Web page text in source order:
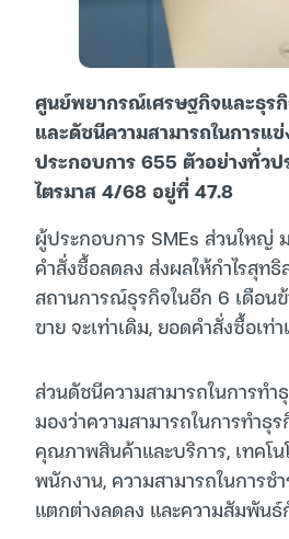
ศูนย์พยากรณ์เศรษฐกิจและธุร
และดัชนีความสามารถในการแ
ประกอบการ 655 ตัวอย่างทั่ว
ไตรมาส 4/68 อยู่ที่ 47.8
ผู้ประกอบการ SMEs ส่วนใหญ่
คำสั่งซื้อลดลง ส่งผลให้กำไรสุท
สถานการณ์ธุรกิจในอีก 6 เดือน
ขาย จะเท่าเดิม, ยอดคำสั่งซื้อเ
ส่วนดัชนีความสามารถในการท
มองว่าความสามารถในการทำธุ
คุณภาพสินค้าและบริการ, เทคโ
พนักงาน, ความสามารถในการช
แตกต่างลดลง และความสัมพัน